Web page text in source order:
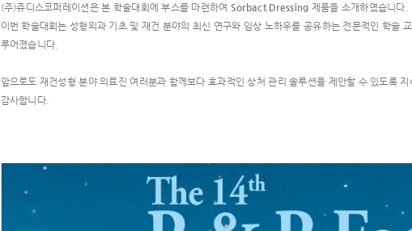
(주)쥬디스코퍼레이션은 본 학술대회에 부스를 마련하여 Sorbact Dressing 제품을 소개하였습니다.
이번 학술대회는 성형외과 기초 및 재건 분야의 최신 연구와 임상 노하우를 공유하는 전문적인 학술
루어졌습니다.
앞으로도 재건성형 분야 의료진 여러분과 함께보다 효과적인 상처 관리 솔루션을 제안할 수 있도록 지
감사합니다.